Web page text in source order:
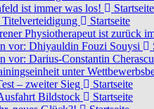
ist immer was los!
Startseite
Startseite
Physiotherapeut ist zurück
vor: Dhiyauldin Fouzi Souysi
vor: Darius-Constantin Cherascu
unter
– zweiter Sieg
Startseite
Bildstock
Startseite